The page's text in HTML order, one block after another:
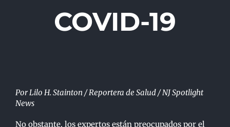
COVID-19
PorLilo H. Stainton / Reportera de Salud / NJ Spotlight
News
No obstante, los expertos están preocupados por el